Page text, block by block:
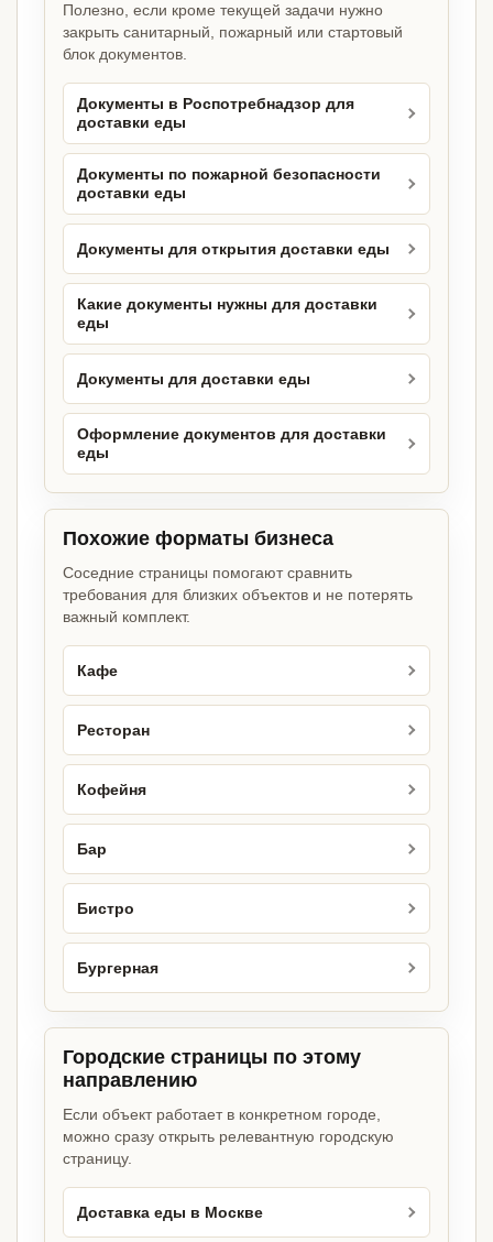
Полезно, если кроме текущей задачи нужно
закрыть санитарный, пожарный или стартовый
блок документов.
Документы в Роспотребнадзор для
доставки еды
Документы по пожарной безопасности
доставки еды
Документы для открытия доставки еды
Какие документы нужны для доставки
еды
Документы для доставки еды
Оформление документов для доставки
еды
Похожие форматы бизнеса
Соседние страницы помогают сравнить
требования для близких объектов и не потерять
важный комплект.
Кафе
Ресторан
Кофейня
Бар
Бистро
Бургерная
Городские страницы по этому
направлению
Если объект работает в конкретном городе,
можно сразу открыть релевантную городскую
страницу.
Доставка еды в Москве